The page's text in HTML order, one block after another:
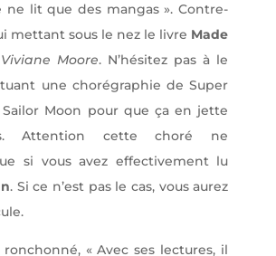
ne lit que des mangas ». Contre-
mettant sous le nez le livre Made
Viviane Moore. N’hésitez pas à le
une chorégraphie de Super
Moon pour que ça en jette
Attention cette choré ne
si vous avez effectivement lu
. Si ce n’est pas le cas, vous aurez
« Avec ses lectures, il